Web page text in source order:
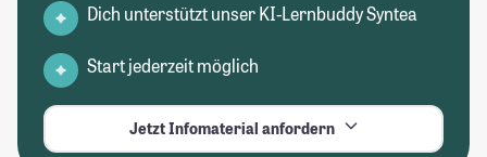
Dich unterstützt unser KI-Lernbuddy Syntea
Start jederzeit möglich
Jetzt Infomaterial anfordern